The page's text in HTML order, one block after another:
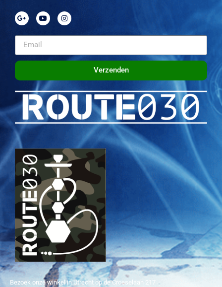
Verzenden
Bezoek onze winkel in Utrecht op de Croeselaan 217